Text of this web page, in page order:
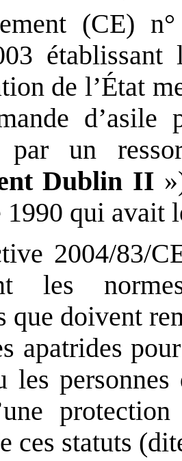
(CE)
établissant
de l’État
d’asile
par un
Dublin II
qui avait
2004/83/
les
que doivent
apatrides
les
ces statuts